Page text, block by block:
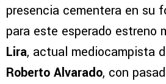
presencia cementera en su
para este esperado estreno
Lira, actual mediocampista
Roberto Alvarado, con